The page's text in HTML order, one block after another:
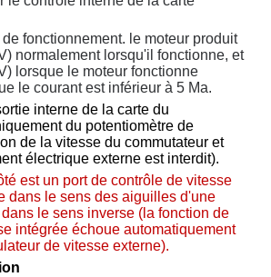
fonctionnement. le moteur produit
normalement lorsqu'il fonctionne, et
lorsque le moteur fonctionne
le courant est inférieur à 5 Ma.
interne de la carte du
du potentiomètre de
de la vitesse du commutateur et
électrique externe est interdit).
est un port de contrôle de vitesse
dans le sens des aiguilles d'une
le sens inverse (la fonction de
intégrée échoue automatiquement
de vitesse externe).